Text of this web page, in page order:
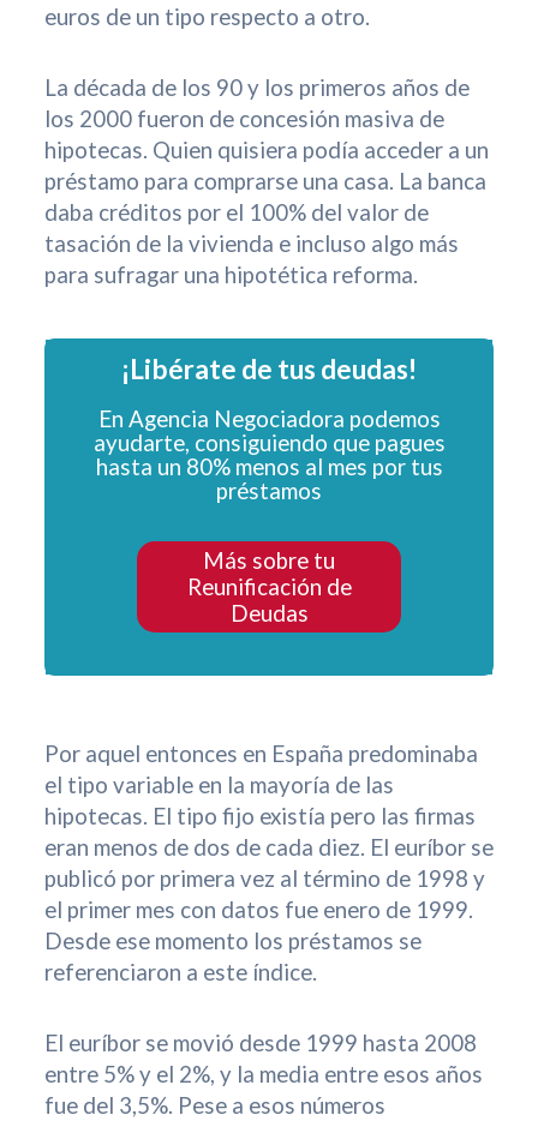
euros de un tipo respecto a otro.
La década de los 90 y los primeros años de
los 2000 fueron de concesión masiva de
hipotecas. Quien quisiera podía acceder a un
préstamo para comprarse una casa. La banca
daba créditos por el 100% del valor de
tasación de la vivienda e incluso algo más
para sufragar una hipotética reforma.
¡Libérate de tus deudas!
En Agencia Negociadora podemos
ayudarte, consiguiendo que pagues
hasta un 80% menos al mes por tus
préstamos
Más sobre tu
Reunificación de
Deudas
Por aquel entonces en España predominaba
el tipo variable en la mayoría de las
hipotecas. El tipo fijo existía pero las firmas
eran menos de dos de cada diez. El euríbor se
publicó por primera vez al término de 1998 y
el primer mes con datos fue enero de 1999.
Desde ese momento los préstamos se
referenciaron a este índice.
El euríbor se movió desde 1999 hasta 2008
entre 5% y el 2%, y la media entre esos años
fue del 3,5%. Pese a esos números